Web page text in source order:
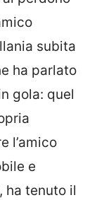
subita
ha parlato
gola: quel
l’amico
e
ha tenuto il